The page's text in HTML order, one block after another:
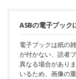
ASBの電子ブック
電子ブックは紙の
が付かない、読者
異なる場合があり
いるため、画像の